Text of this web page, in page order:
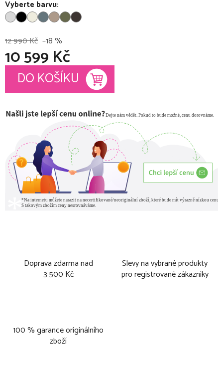
Vyberte barvu:
12 990 Kč –18 %
10 599 Kč
Měrná cena:
DO KOŠÍKU
Doprava zdarma nad
3 500 Kč
Slevy na vybrané produkty
pro registrované zákazníky
100 % garance originálního
zboží